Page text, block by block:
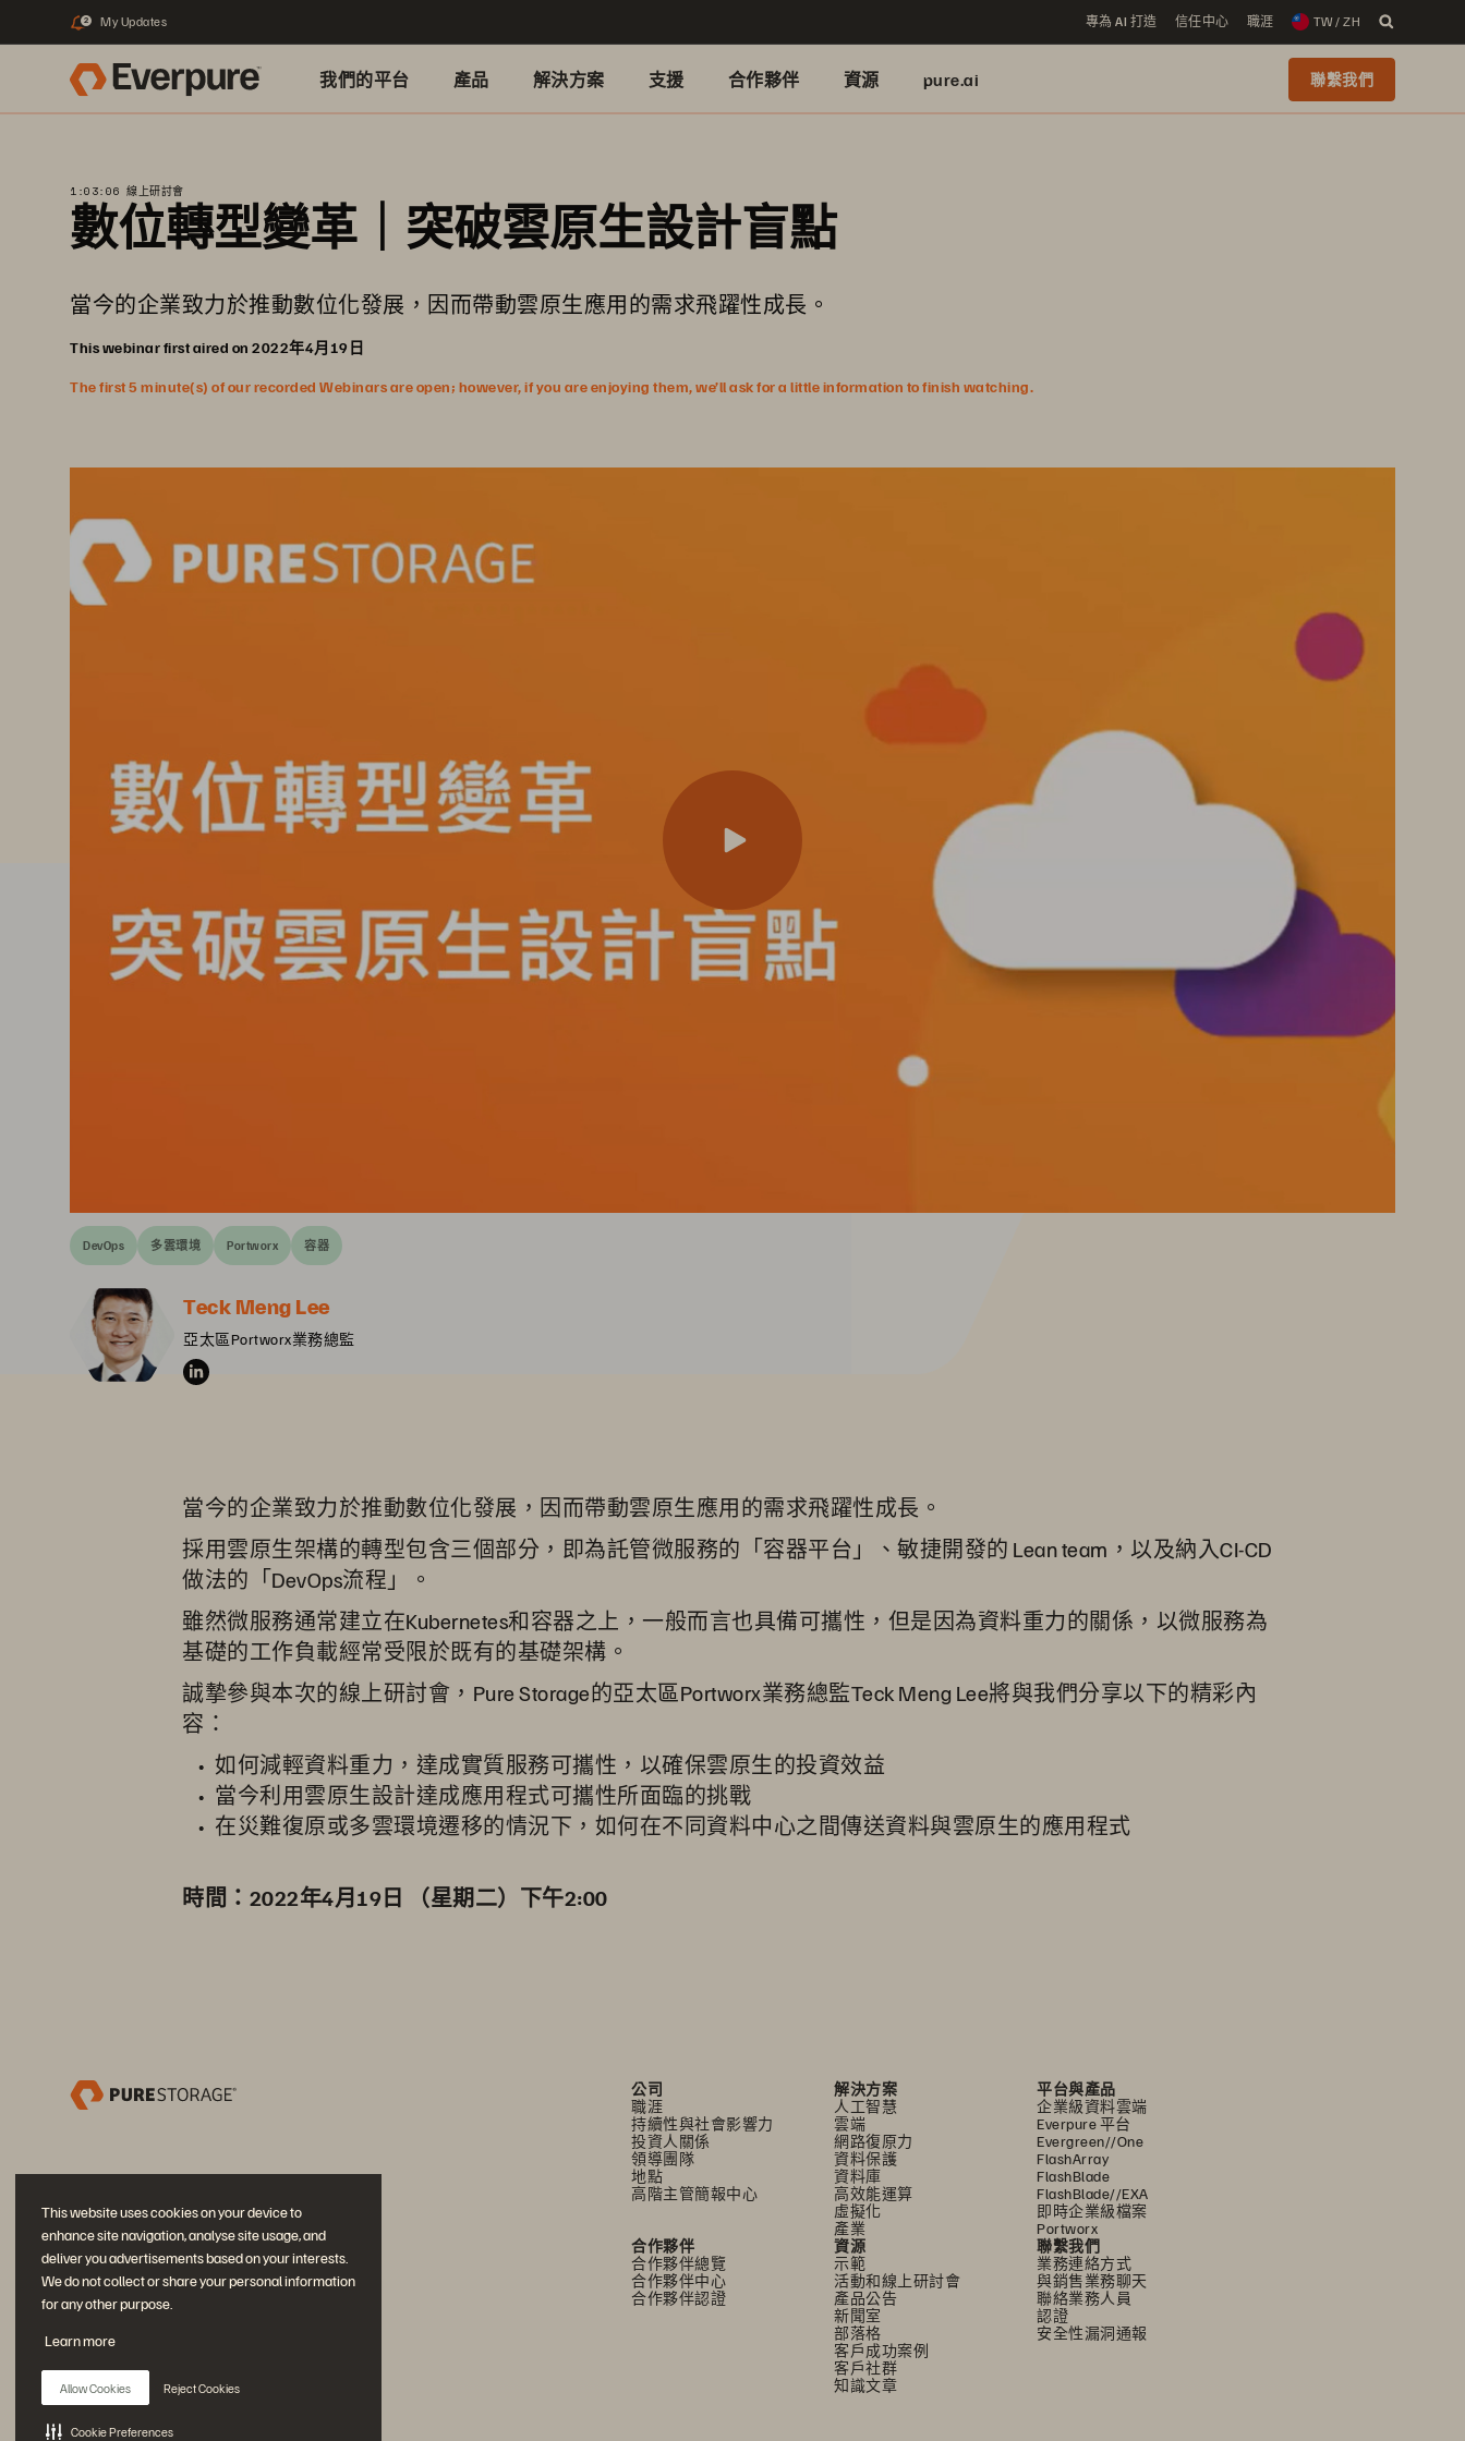
This website uses cookies on your device to
enhance site navigation, analyse site usage, and
deliver you advertisements based on your interests.
We do not collect or share your personal information
for any other purpose.
Learn more
Allow Cookies Reject Cookies
Cookie Preferences
2 My Updates 專為 AI 打造 信任中心 職涯 TW / ZH
我們的平台 產品 解決方案 支援 合作夥伴 資源 pure.ai 聯繫我們
1:03:06 線上研討會
數位轉型變革｜突破雲原生設計盲點
當今的企業致力於推動數位化發展，因而帶動雲原生應用的需求飛躍性成長。
This webinar first aired on 2022年4月19日
The first 5 minute(s) of our recorded Webinars are open; however, if you are enjoying them, we’ll ask for a little information to finish watching.
DevOps 多雲環境 Portworx 容器
Teck Meng Lee
亞太區Portworx業務總監
當今的企業致力於推動數位化發展，因而帶動雲原生應用的需求飛躍性成長。
採用雲原生架構的轉型包含三個部分，即為託管微服務的「容器平台」、敏捷開發的 Lean team，以及納入CI-CD
做法的「DevOps流程」。
雖然微服務通常建立在Kubernetes和容器之上，一般而言也具備可攜性，但是因為資料重力的關係，以微服務為
基礎的工作負載經常受限於既有的基礎架構。
誠摯參與本次的線上研討會，Pure Storage的亞太區Portworx業務總監Teck Meng Lee將與我們分享以下的精彩內
容：
如何減輕資料重力，達成實質服務可攜性，以確保雲原生的投資效益
當今利用雲原生設計達成應用程式可攜性所面臨的挑戰
在災難復原或多雲環境遷移的情況下，如何在不同資料中心之間傳送資料與雲原生的應用程式
時間：2022年4月19日 （星期二）下午2:00
公司
職涯
持續性與社會影響力
投資人關係
領導團隊
地點
高階主管簡報中心
解決方案
人工智慧
雲端
網路復原力
資料保護
資料庫
高效能運算
虛擬化
產業
平台與產品
企業級資料雲端
Everpure 平台
Evergreen//One
FlashArray
FlashBlade
FlashBlade//EXA
即時企業級檔案
Portworx
合作夥伴
合作夥伴總覽
合作夥伴中心
合作夥伴認證
資源
示範
活動和線上研討會
產品公告
新聞室
部落格
客戶成功案例
客戶社群
知識文章
聯繫我們
業務連絡方式
與銷售業務聊天
聯絡業務人員
認證
安全性漏洞通報
加入討論